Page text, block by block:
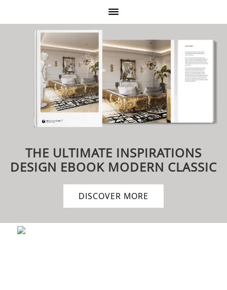
THE ULTIMATE INSPIRATIONS
DESIGN EBOOK MODERN CLASSIC
DISCOVER MORE